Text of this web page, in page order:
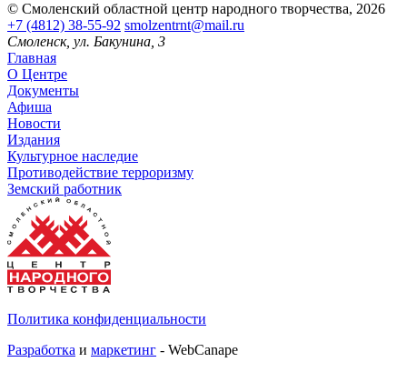
© Смоленский областной центр народного творчества, 2026
+7 (4812) 38-55-92 smolzentrnt@mail.ru
Смоленск, ул. Бакунина, 3
Главная
О Центре
Документы
Афиша
Новости
Издания
Культурное наследие
Противодействие терроризму
Земский работник
Политика конфиденциальности
Разработка и маркетинг - WebCanape